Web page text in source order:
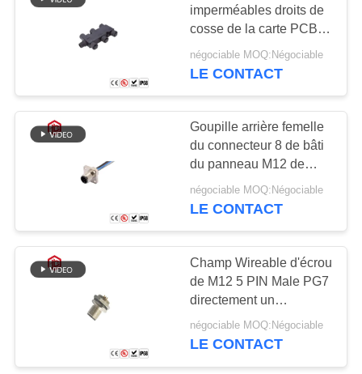
PRIVACY
Support de la lampe
E27
56
Connecteur
hommes-femmes
imperméable
imperméables droits de
cosse de la carte PCB
M12 de la prise 4A 250V
de connecteur en métal
négociable MOQ:Négociable
LE CONTACT
Goupille arrière femelle
du connecteur 8 de bâti
du panneau M12 de
carte PCB de code de
M12 X pour le signe
négociable MOQ:Négociable
LE CONTACT
Champ Wireable d'écrou
de M12 5 PIN Male PG7
directement un
accouplement en métal
de connecteur circulaire
négociable MOQ:Négociable
LE CONTACT